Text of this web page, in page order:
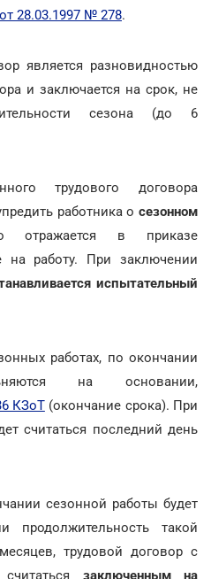
от 28.03.1997 № 278.
является разновидностью
и заключается на срок, не
сезона (до 6
трудового договора
работника о сезонном
отражается в приказе
на работу. При заключении
испытательный
работах, по окончании
на основании,
КЗоТ(окончание срока). При
считаться последний день
сезонной работы будет
продолжительность такой
трудовой договор с
заключенным на